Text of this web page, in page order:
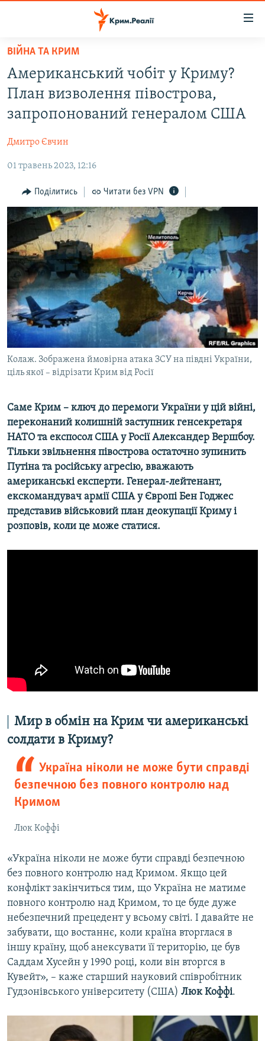
Перейти
основного
матеріалу
до
основної
навігації
Перейти
пошуку
ВОДА.КРИМ
БЛОГИ
ПОГЛЯД
ІНТЕРВ'Ю
ВСЕ ЗА ДЕНЬ
СПЕЦПРОЕКТИ
ДЕПОРТАЦІЯ
ВІДЕОУРОКИ «ELIFBE»
СВІДЧЕННЯ ОКУПАЦІЇ
УКРАЇНСЬКА ПРОБЛЕМА КРИМУ
ІНФОГРАФІКА
ЯК ОБІЙТИ БЛОКУВАННЯ
Русский
Qırımtatar
ДОЛУЧАЙСЯ!
ВІЙНА ТА КРИМ
Американський чобіт у Криму?
План визволення півострова,
запропонований генералом США
Дмитро Євчин
01 травень 2023, 12:16
Поділитись Читати без VPN
Колаж. Зображена ймовірна атака ЗСУ на півдні України,
ціль якої – відрізати Крим від Росії
Саме Крим – ключ до перемоги України у цій війні,
переконаний колишній заступник генсекретаря
НАТО та експосол США у Росії Александер Вершбоу.
Тільки звільнення півострова остаточно зупинить
Путіна та російську агресію, вважають
американські експерти. Генерал-лейтенант,
екскомандувач армії США у Європі Бен Годжес
представив військовий план деокупації Криму і
розповів, коли це може статися.
Мир в обмін на Крим чи американські
солдати в Криму?
Україна ніколи не може бути справді
безпечною без повного контролю над
Кримом
Люк Коффі
«Україна ніколи не може бути справді безпечною
без повного контролю над Кримом. Якщо цей
конфлікт закінчиться тим, що Україна не матиме
повного контролю над Кримом, то це буде дуже
небезпечний прецедент у всьому світі. І давайте не
забувати, що востаннє, коли країна вторглася в
іншу країну, щоб анексувати її територію, це був
Саддам Хусейн у 1990 році, коли він вторгся в
Кувейт», – каже старший науковий співробітник
Гудзонівського університету (США) Люк Коффі.